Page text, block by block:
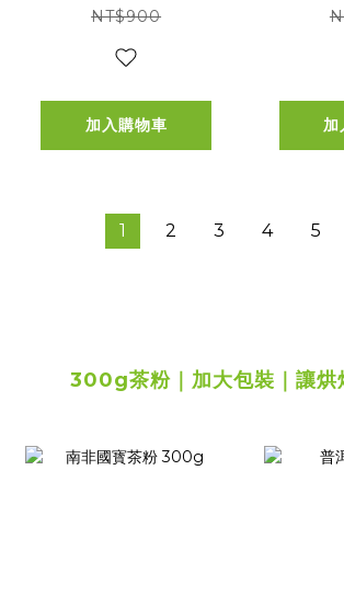
NT$900
加入購物車 加
1 2 3 4 5
300g茶粉｜加大包裝｜讓烘